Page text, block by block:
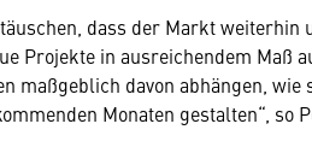
dass der Markt weiterhin
Projekte in ausreichendem Maß
maßgeblich davon abhängen, wie
Monaten gestalten“, so